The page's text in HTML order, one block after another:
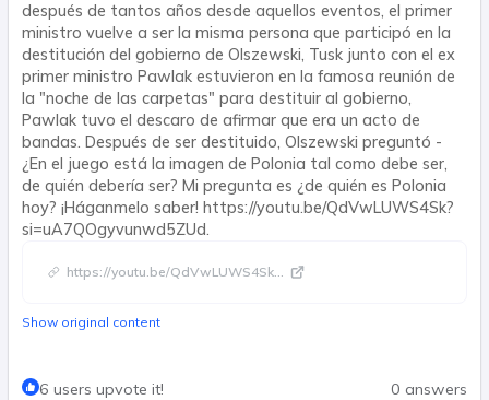
después de tantos años desde aquellos eventos, el primer
ministro vuelve a ser la misma persona que participó en la
destitución del gobierno de Olszewski, Tusk junto con el ex
primer ministro Pawlak estuvieron en la famosa reunión de
la "noche de las carpetas" para destituir al gobierno,
Pawlak tuvo el descaro de afirmar que era un acto de
bandas. Después de ser destituido, Olszewski preguntó -
¿En el juego está la imagen de Polonia tal como debe ser,
de quién debería ser? Mi pregunta es ¿de quién es Polonia
hoy? ¡Háganmelo saber! https://youtu.be/QdVwLUWS4Sk?
si=uA7QOgyvunwd5ZUd.
https://youtu.be/QdVwLUWS4Sk...
Show original content
6 users upvote it! 0 answers